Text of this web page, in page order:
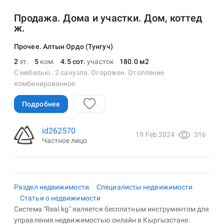
Продажа. Дома и участки. Дом, коттед
ж.
Прочее. Алтын Ордо (Тунгуч)
2 эт. 5 ком. 4.5 сот. участок
180.0 м2
С мебелью . 2 санузла. Огорожен. Отопление
комбинированное
Подробнее
id262570
Частное лицо
19 Feb 2024 316
Раздел недвижимости
Специалисты недвижимости
Статьи о недвижимости
Система "Real.kg" является бесплатным инструментом для
управления недвижимостью онлайн в Кыргызстане.